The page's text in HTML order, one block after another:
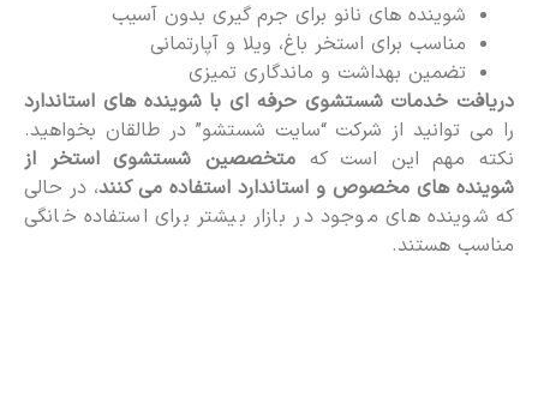
شوینده های نانو برای جرم گیری بدون آسیب
مناسب برای استخر باغ، ویلا و آپارتمانی
تضمین بهداشت و ماندگاری تمیزی
دریافت خدمات شستشوی حرفه ای با شوینده های استاندارد
را می توانید از شرکت “سایت شستشو” در طالقان بخواهید.
نکته مهم این است که متخصصین شستشوی استخر از
شوینده های مخصوص و استاندارد استفاده می کنند، در حالی
که شوینده های موجود در بازار بیشتر برای استفاده خانگی
مناسب هستند.